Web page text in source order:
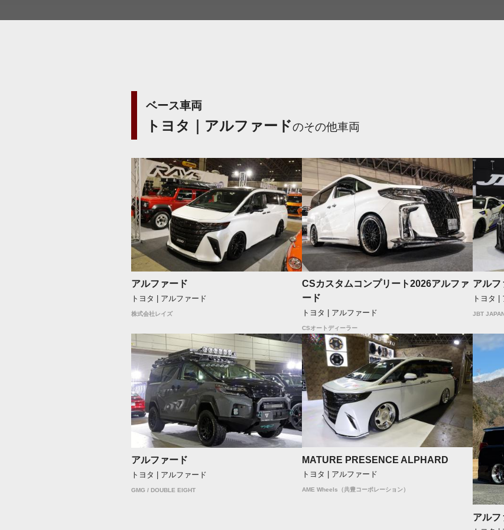
ベース車両
トヨタ｜アルファードのその他車両
アルファード
トヨタ | アルファード
株式会社レイズ
CSカスタムコンプリート2026アルファ
ード
トヨタ | アルファード
CSオートディーラー
アルフ
トヨタ |
JBT
アルファード
トヨタ | アルファード
GMG / DOUBLE EIGHT
MATURE PRESENCE ALPHARD
トヨタ | アルファード
AME Wheels（共豊コーポレーション）
アルフ